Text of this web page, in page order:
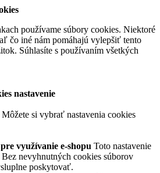
používame súbory cookies. Niektoré
čo iné nám pomáhajú vylepšiť tento
Súhlasíte s používaním všetkých
nastavenie
si vybrať nastavenia cookies
využívanie e-shopu Toto nastavenie
nevyhnutných cookies súborov
poskytovať.